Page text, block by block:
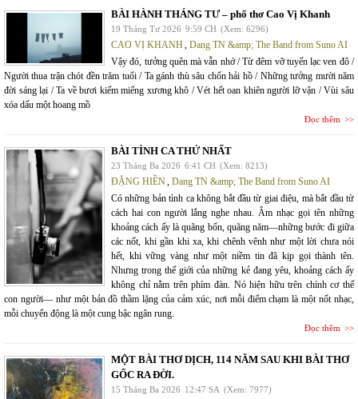
BÀI HÀNH THÁNG TƯ – phổ thơ Cao Vị Khanh
19 Tháng Tư 2026 9:59 CH (Xem: 6296)
CAO VỊ KHANH, Dang TN &amp; The Band from Suno AI
Vậy đó, tưởng quên mà vẫn nhớ / Từ đêm vỡ tuyến lạc ven đô /
Người thua trận chót đền trăm tuổi / Ta gánh thù sâu chốn hải hồ / Những tưởng mười năm
đời sáng lại / Ta về bươi kiếm miểng xương khô / Vét hết oan khiên người lỡ vận / Vùi sâu
xóa dấu một hoang mồ
Đọc thêm
BÀI TÌNH CA THỨ NHẤT
23 Tháng Ba 2026 6:41 CH (Xem: 8213)
ĐẶNG HIỀN, Dang TN &amp; The Band from Suno AI
Có những bản tình ca không bắt đầu từ giai điệu, mà bắt đầu từ
cách hai con người lắng nghe nhau. Âm nhạc gọi tên những
khoảng cách ấy là quãng bốn, quãng năm—những bước đi giữa
các nốt, khi gần khi xa, khi chênh vênh như một lời chưa nói
hết, khi vững vàng như một niềm tin đã kịp gọi thành tên.
Nhưng trong thế giới của những kẻ đang yêu, khoảng cách ấy
không chỉ nằm trên phím đàn. Nó hiện hữu trên chính cơ thể
con người— như một bản đồ thầm lặng của cảm xúc, nơi mỗi điểm chạm là một nốt nhạc,
mỗi chuyển động là một cung bậc ngân rung.
Đọc thêm
MỘT BÀI THƠ DỊCH, 114 NĂM SAU KHI BÀI THƠ
GỐC RA ĐỜI.
15 Tháng Ba 2026 12:47 SA (Xem: 7977)